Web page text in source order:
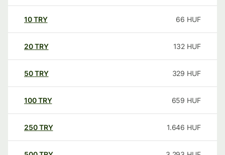
10TRY 66 HUF
20TRY 132 HUF
50TRY 329 HUF
100TRY 659 HUF
250TRY 1.646 HUF